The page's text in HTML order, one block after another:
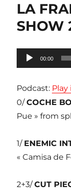
LA
SHOW
Lecteur
audio
00:00
Podcast:
0/COCHE
Pue » from
1/ ENEMIC
« Camisa de
2+3/CUT